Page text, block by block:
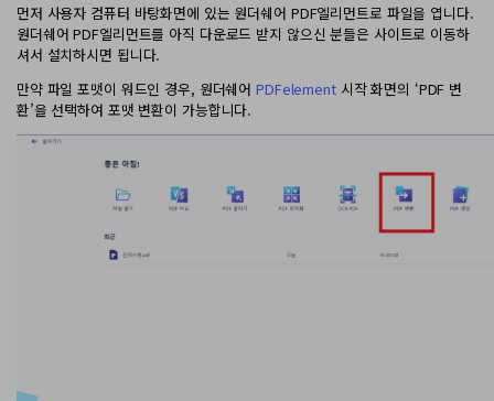
먼저 사용자 컴퓨터 바탕화면에 있는 원더쉐어 PDF엘리먼트로 파일을 엽니다.
원더쉐어 PDF엘리먼트를 아직 다운로드 받지 않으신 분들은 사이트로 이동하
셔서 설치하시면 됩니다.
만약 파일 포맷이 워드인 경우, 원더쉐어PDFelement시작 화면의 ‘PDF 변
환’을 선택하여 포맷 변환이 가능합니다.